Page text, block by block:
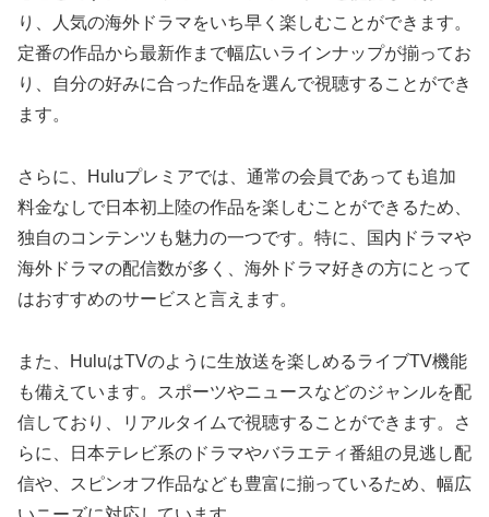
り、人気の海外ドラマをいち早く楽しむことができます。
定番の作品から最新作まで幅広いラインナップが揃ってお
り、自分の好みに合った作品を選んで視聴することができ
ます。
さらに、Huluプレミアでは、通常の会員であっても追加
料金なしで日本初上陸の作品を楽しむことができるため、
独自のコンテンツも魅力の一つです。特に、国内ドラマや
海外ドラマの配信数が多く、海外ドラマ好きの方にとって
はおすすめのサービスと言えます。
また、HuluはTVのように生放送を楽しめるライブTV機能
も備えています。スポーツやニュースなどのジャンルを配
信しており、リアルタイムで視聴することができます。さ
らに、日本テレビ系のドラマやバラエティ番組の見逃し配
信や、スピンオフ作品なども豊富に揃っているため、幅広